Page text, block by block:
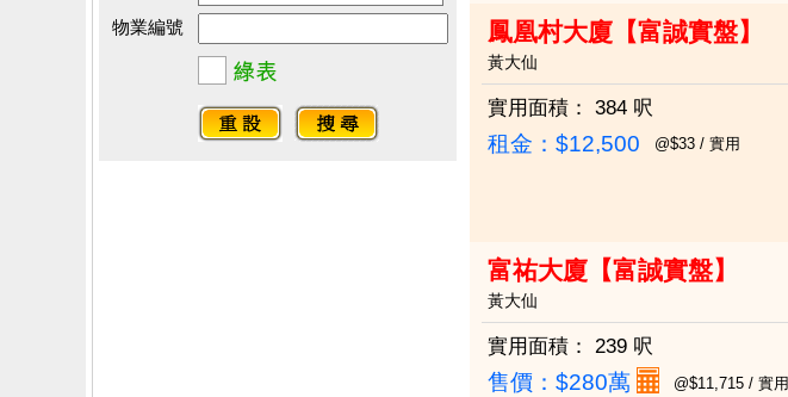
物業編號
鳳凰村大廈【富誠實盤】
黃大仙
實用面積： 384 呎
租金：$12,500 @$33 / 實用
富祐大廈【富誠實盤】
黃大仙
實用面積： 239 呎
售價： $280萬 @$11,715 / 實用